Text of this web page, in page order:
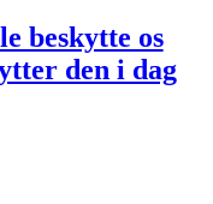
beskytte os
den i dag